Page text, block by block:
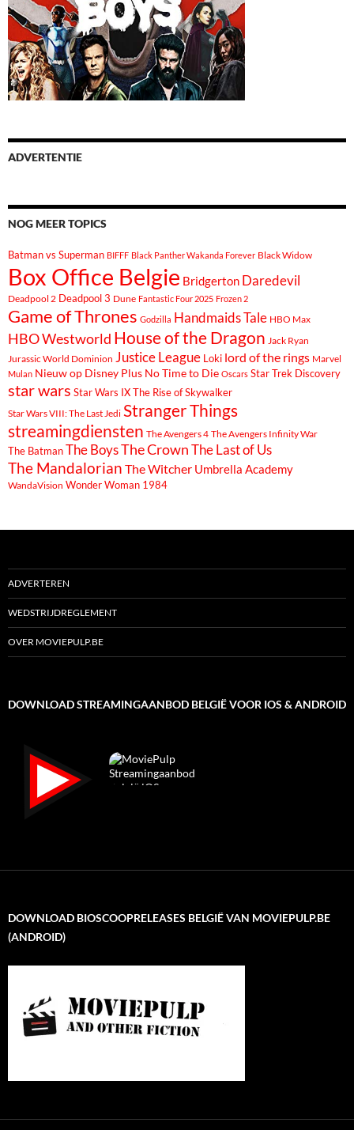
ADVERTENTIE
NOG MEER TOPICS
Batman vs Superman BIFFF Black Panther Wakanda Forever Black Widow
Box Office Belgie Bridgerton Daredevil
Deadpool 2 Deadpool 3 Dune Fantastic Four 2025 Frozen 2
Game of Thrones Godzilla Handmaids Tale HBO Max
HBO Westworld House of the Dragon Jack Ryan
Jurassic World Dominion Justice League Loki lord of the rings Marvel
Mulan Nieuw op Disney Plus No Time to Die Oscars Star Trek Discovery
star wars Star Wars IX The Rise of Skywalker
Star Wars VIII: The Last Jedi Stranger Things
streamingdiensten The Avengers 4 The Avengers Infinity War
The BatmanThe BoysThe CrownThe Last of Us
The Mandalorian The Witcher Umbrella Academy
WandaVision Wonder Woman 1984
ADVERTEREN
WEDSTRIJDREGLEMENT
OVER MOVIEPULP.BE
DOWNLOAD STREAMINGAANBOD BELGIË VOOR IOS & ANDROID
DOWNLOAD BIOSCOOPRELEASES BELGIË VAN MOVIEPULP.BE
(ANDROID)